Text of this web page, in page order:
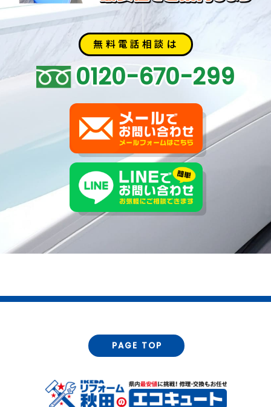
無料電話相談は
0120-670-299
PAGE TOP